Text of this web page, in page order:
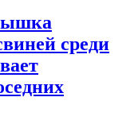
среди